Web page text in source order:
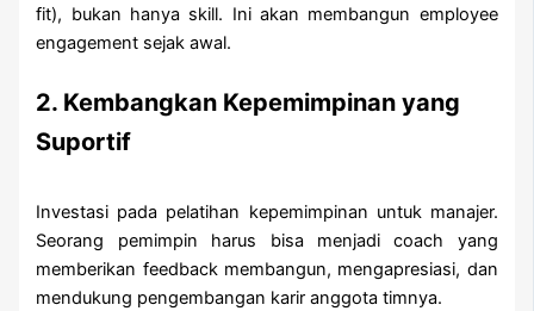
fit), bukan hanya skill. Ini akan membangun employee
engagement sejak awal.
2. Kembangkan Kepemimpinan yang
Suportif
Investasi pada pelatihan kepemimpinan untuk manajer.
Seorang pemimpin harus bisa menjadi coach yang
memberikan feedback membangun, mengapresiasi, dan
mendukung pengembangan karir anggota timnya.